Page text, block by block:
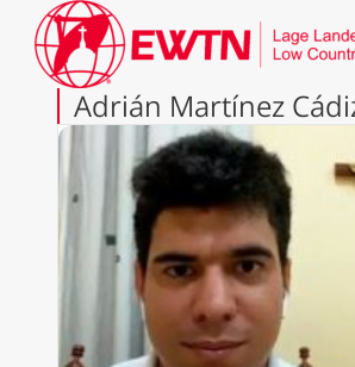
Adrián Martínez